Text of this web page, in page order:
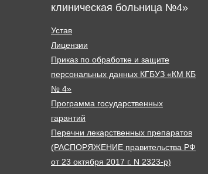
клиническая больница №4»
Устав
Лицензии
Приказ по обработке и защите
персональных данных КГБУЗ «КМ КБ
№ 4»
Программа государственных
гарантий
Перечни лекарственных препаратов
(РАСПОРЯЖЕНИЕ правительства РФ
от 23 октября 2017 г. N 2323-р)